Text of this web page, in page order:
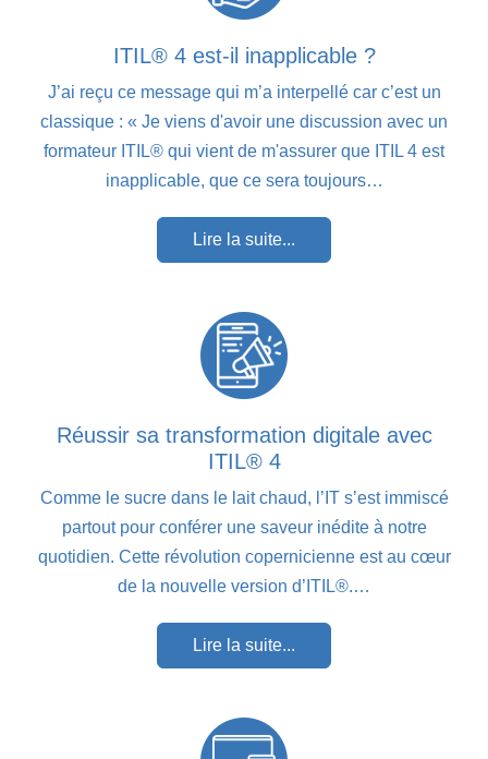
ITIL® 4 est-il inapplicable ?
J’ai reçu ce message qui m’a interpellé car c’est un
classique : « Je viens d'avoir une discussion avec un
formateur ITIL® qui vient de m'assurer que ITIL 4 est
inapplicable, que ce sera toujours…
Lire la suite...
Réussir sa transformation digitale avec
ITIL® 4
Comme le sucre dans le lait chaud, l’IT s’est immiscé
partout pour conférer une saveur inédite à notre
quotidien. Cette révolution copernicienne est au cœur
de la nouvelle version d’ITIL®.…
Lire la suite...